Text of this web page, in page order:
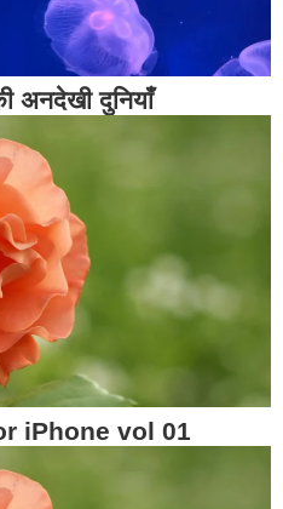
अनदेखी दुनियाँ
iPhone vol 01